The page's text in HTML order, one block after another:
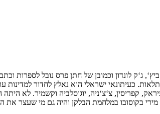
ג‘ק לונדון וכמובן של חתן פרס נובל לספרות
כעיתונאי ישראלי הוא נאלץ לחדור
קפריסין, צ‘צ‘ניה, יוגוסלביה וקשמיר. לא
בקוסובו במלחמת הבלקן והיה גם מי שעצר את